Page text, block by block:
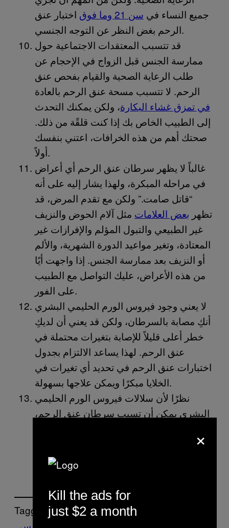
جميع النساء في سن 21 وما فوق
اختبار عنق
الرحم بغض النظر عن التوجه الجنسي.
قد تتسبب المعتقدات الاجتماعية حول
ممارسة الجنس قبل الزواج في الإحجام عن
طلب الرعاية الصحية والقيام بفحص عنق
الرحم. لا تتسبب مسحة عنق الرحم بالعادة
في تمزق غشاء البكارة، ولكن يمكنك التحدث
إلى الطبيب الخاص بك إذا كنت قلقًة من ذلك.
صحتك أهم من هذه الخرافات، اعتني بنفسك
أولاً.
غالباً لا يظهر سرطان عنق الرحم أي أعراض
في مراحله المبكرة، ولهذا يشار إليه على أنه
“قاتل صامت.” ولكن مع تقدم المرض، قد
تظهر بعض العلامات مثل آلام الحوض والنزيف
غير الطبيعي والتبول المؤلم والإفرازات غير
المعتادة، وتغير مواعيد الدورة الشهرية، والألم
أو النزيف بعد ممارسة الجنس. إذا واجهت أيًا
من هذه الأعراض، عليك التواصل مع الطبيب
على الفور.
لا يعني وجود فيروس الورم الحليمي البشري
أنكِ مصابة بالسرطان، ولكن قد يعني أن لديكِ
خطر أعلى قليلاً للإصابة بتغيرات محتملة في
عنق الرحم. لهذا يساعد الالتزام بجدول
اختبارات عنق الرحم في تحديد أي تغيرات في
الخلايا مبكرًا ويمكن علاجها بسهولة.
نظرًا لأن سلالات فيروس الورم الحليمي
البشري يمكن أن تسبب سرطان عنق الرحم،
البشري لحماية النساء من السلالات التي تؤدي
Tagged:
×
Kill the ads for
just $2 a month